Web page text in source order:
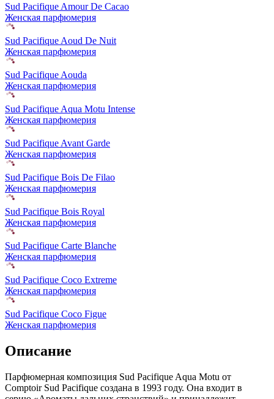
Sud Pacifique Amour De Cacao
Женская парфюмерия
Sud Pacifique Aoud De Nuit
Женская парфюмерия
Sud Pacifique Aouda
Женская парфюмерия
Sud Pacifique Aqua Motu Intense
Женская парфюмерия
Sud Pacifique Avant Garde
Женская парфюмерия
Sud Pacifique Bois De Filao
Женская парфюмерия
Sud Pacifique Bois Royal
Женская парфюмерия
Sud Pacifique Carte Blanche
Женская парфюмерия
Sud Pacifique Coco Extreme
Женская парфюмерия
Sud Pacifique Coco Figue
Женская парфюмерия
Описание
Парфюмерная композиция Sud Pacifique Aqua Motu от
Comptoir Sud Pacifique создана в 1993 году. Она входит в